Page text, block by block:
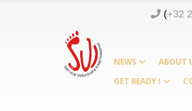
(+32
NEWS ABOUT
GET READY !